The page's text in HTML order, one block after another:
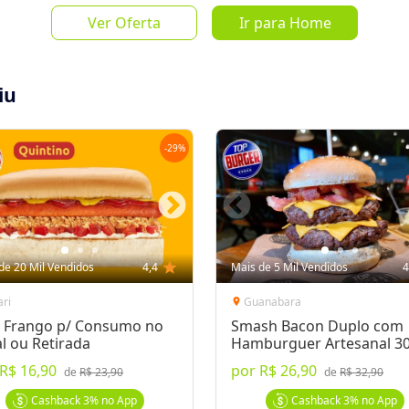
Ver Oferta Ir para Home
Salvar Oferta favorite_border
Inscrever-se
Costela Bacon, Duplo Costela
R$ 45,00
-29%
20 Mil Vendidos 4,4 star
Frango p/ Consumo no
ou Retirada
R$ 16,90 deR$ 23,90
Cashback3%no App
Mais de 5 Mil Vendidos
location_on Guanabara
Smash Bacon Duplo com
Hamburguer Artesanal
por R$ 26,90 deR$ 32,90
Cashback3%no App